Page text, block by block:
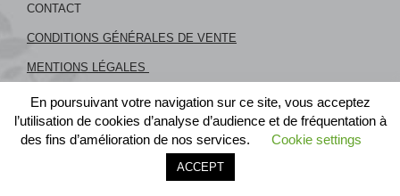
CONTACT
CONDITIONS GÉNÉRALES DE VENTE
MENTIONS LÉGALES
Cabinet LEXVOX Aix-en-Provence
Avocat responsabilité médicale
En poursuivant votre navigation sur ce site, vous acceptez
l’utilisation de cookies d’analyse d’audience et de fréquentation à
des fins d’amélioration de nos services.
Cookie settings
ACCEPTÊtre rappelé